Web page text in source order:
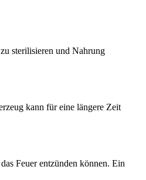
sterilisieren und Nahrung
kann für eine längere Zeit
Feuer entzünden können. Ein